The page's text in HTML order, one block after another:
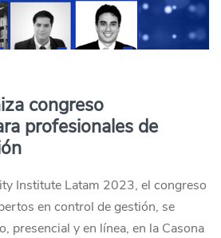
congreso
profesionales de
Institute Latam 2023, el congreso
en control de gestión, se
presencial y en línea, en la Casona